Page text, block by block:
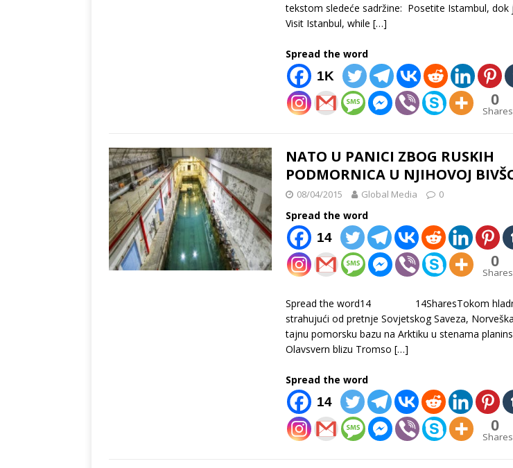
tekstom sledeće sadržine: Posetite Istambul, dok
Visit Istanbul, while […]
Spread the word
1K
0
Shares
NATO U PANICI ZBOG RUSKIH
PODMORNICA U NJIHOVOJ
08/04/2015 Global Media 0
Spread the word
14
0
Shares
Spread the word14 14SharesTokom
strahujući od pretnje Sovjetskog Saveza,
tajnu pomorsku bazu na Arktiku u stenama
Olavsvern blizu Tromso […]
Spread the word
14
0
Shares